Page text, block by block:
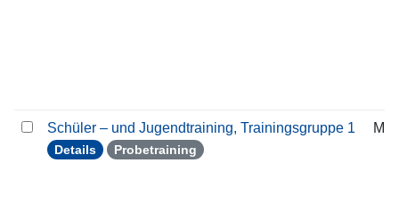
Schüler – und Jugendtraining, Trainingsgruppe 1
Details Probetraining